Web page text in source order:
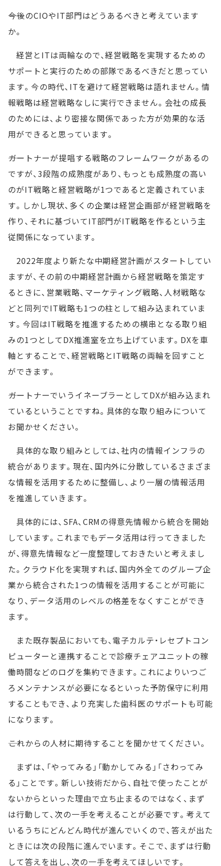
――今後のCIOやIT部門はどうあるべきと考えています
か。
経営とITは両輪なので、経営戦略を実現するための
サポートと実行のための部隊であるべきだと思ってい
ます。今の時代、ITを避けて経営戦略は語れません。情
報戦略は経営戦略なしに実行できません。会社の成長
のためには、より密接な関係であった方が効果的な活
用ができると思っています。
――ガートナーが提唱する戦略のフレームワークがあるの
ですが、3段階の成熟度があり、もっとも成熟度の高い
のがIT戦略と経営戦略が1つであると定義されていま
す。しかし現状、多くの企業は経営企画部が経営戦略を
作り、それに基づいてIT部門がIT戦略を作るという主
従関係になっています。
2022年度より新たな中期経営計画がスタートしてい
ますが、その前の中期経営計画から経営戦略を策定す
るときに、営業戦略、マーケティング戦略、人材戦略な
どと同列でIT戦略も1つの柱として組み込まれていま
す。今回はIT戦略を推進するための横串となる取り組
みの1つとしてDX推進室を立ち上げています。DXを車
軸とすることで、経営戦略とIT戦略の両輪を回すこと
ができます。
――ガートナーでいうイネーブラーとしてDXが組み込まれ
ているということですね。具体的な取り組みについて
お聞かせください。
具体的な取り組みとしては、社内の情報インフラの
統合があります。現在、国内外に分散しているさまざま
な情報を活用するために整備し、より一層の情報活用
を推進していきます。
具体的には、SFA、CRMの得意先情報から統合を開始
しています。これまでもデータ活用は行ってきました
が、得意先情報など一度整理しておきたいと考えまし
た。クラウド化を実現すれば、国内外全てのグループ企
業から統合された1つの情報を活用することが可能に
なり、データ活用のレベルの格差をなくすことができ
ます。
また既存製品においても、電子カルテ・レセプトコン
ピューターと連携することで診療チェアユニットの稼
働時間などのログを集約できます。これによりいつご
ろメンテナンスが必要になるといった予防保守に利用
することもでき、より充実した歯科医のサポートも可能
になります。
――これからの人材に期待することを聞かせてください。
まずは、「やってみる」「動かしてみる」「さわってみ
る」ことです。新しい技術だから、自社で使ったことが
ないからといった理由で立ち止まるのではなく、まず
は行動して、次の一手を考えることが必要です。考えて
いるうちにどんどん時代が進んでいくので、答えが出た
ときには次の段階に進んでいます。そこで、まずは行動
して答えを出し、次の一手を考えてほしいです。